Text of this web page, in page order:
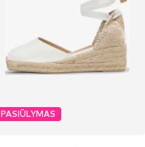
PASIŪLYMAS